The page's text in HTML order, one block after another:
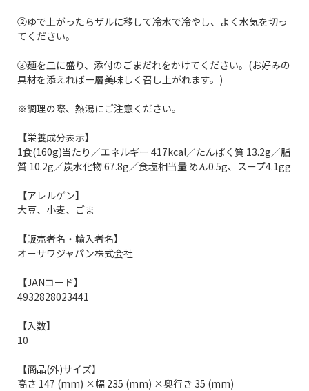
②ゆで上がったらザルに移して冷水で冷やし、よく水気を切っ
てください。
③麺を皿に盛り、添付のごまだれをかけてください。(お好みの
具材を添えれば一層美味しく召し上がれます。)
※調理の際、熱湯にご注意ください。
【栄養成分表示】
1食(160g)当たり／エネルギー 417kcal／たんぱく質 13.2g／脂
質 10.2g／炭水化物 67.8g／食塩相当量 めん0.5g、スープ4.1gg
【アレルゲン】
大豆、小麦、ごま
【販売者名・輸入者名】
オーサワジャパン株式会社
【JANコード】
4932828023441
【入数】
10
【商品(外)サイズ】
高さ 147 (mm) ×幅 235 (mm) ×奥行き 35 (mm)